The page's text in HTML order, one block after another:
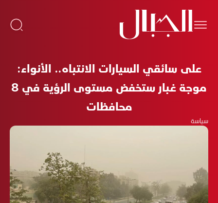
على سائقي السيارات الانتباه.. الأنواء:
موجة غبار ستخفض مستوى الرؤية في 8
محافظات
سياسة